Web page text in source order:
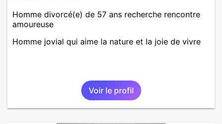
Homme divorcé(e) de 57 ans recherche rencontre
amoureuse
Homme jovial qui aime la nature et la joie de vivre
Voir le profil